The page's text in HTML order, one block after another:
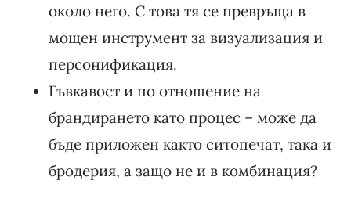
около него. С това тя се превръща в
мощен инструмент за визуализация и
персонификация.
Гъвкавост и по отношение на
брандирането като процес – може да
бъде приложен както ситопечат, така и
бродерия, а защо не и в комбинация?